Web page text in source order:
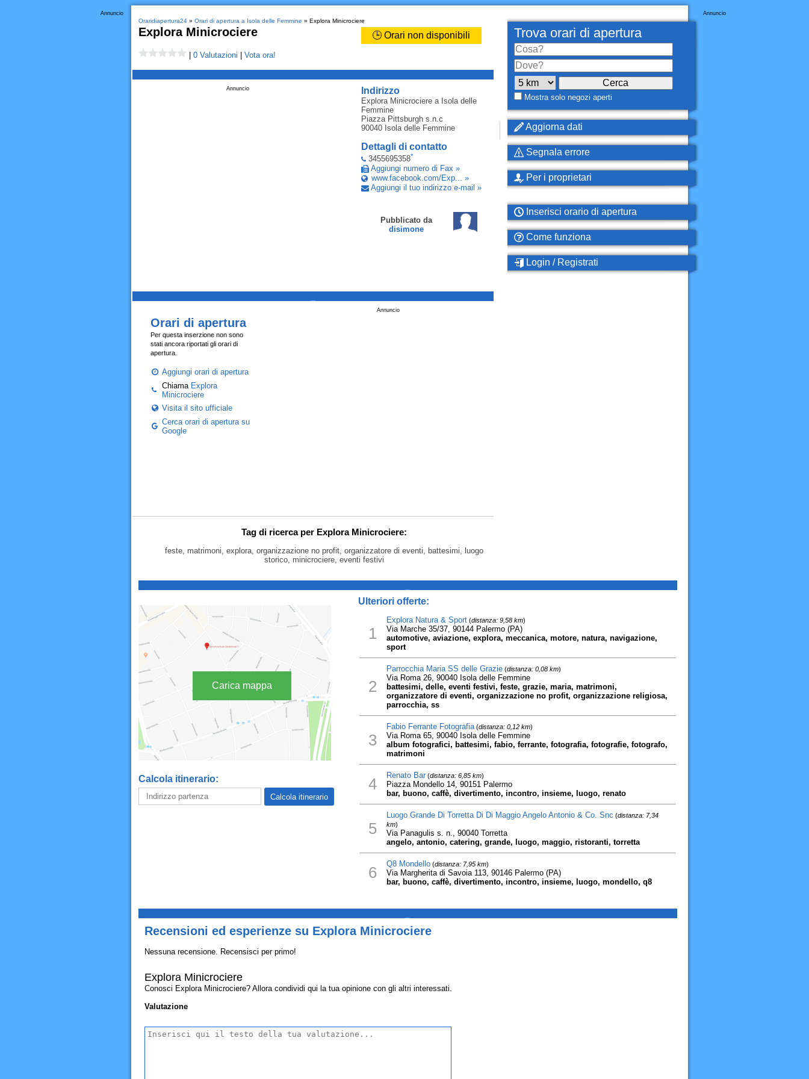
Annuncio
Oraridiapertura24» Orari di apertura a Isola delle Femmine » Explora Minicrociere
Explora Minicrociere 🕒 Orari non disponibili
0 Valutazioni Vota ora!
Indirizzo
Explora Minicrocierea Isola delle
Femmine
Piazza Pittsburgh s.n.c
90040 Isola delle Femmine
Dettagli di contatto
3455695358*
Aggiungi numero di Fax »
www.facebook.com/Exp... »
Aggiungi il tuo indirizzo e-mail »
Pubblicato da
disimone
Annuncio
Annuncio
Orari di apertura
Per questa inserzione non sono
stati ancora riportati gli orari di
apertura.
Aggiungi orari di apertura
Chiama Explora
Minicrociere
Visita il sito ufficiale
Cerca orari di apertura su
Google
Tag di ricerca per Explora Minicrociere:
feste, matrimoni, explora, organizzazione no profit, organizzatore di eventi, battesimi, luogo
storico, minicrociere, eventi festivi
Annuncio
Trova orari di apertura
Mostra solo negozi aperti
Aggiorna dati
Segnala errore
Per i proprietari
Inserisci orario di apertura
Come funziona
Login / Registrati
Carica mappa
Calcola itinerario:
Ulteriori offerte:
1
Explora Natura & Sport(distanza: 9,58 km)
Via Marche 35/37, 90144 Palermo (PA)
automotive, aviazione, explora, meccanica, motore, natura, navigazione,
sport
2
Parrocchia Maria SS delle Grazie(distanza: 0,08 km)
Via Roma 26, 90040 Isola delle Femmine
battesimi, delle, eventi festivi, feste, grazie, maria, matrimoni,
organizzatore di eventi, organizzazione no profit, organizzazione religiosa,
parrocchia, ss
3
Fabio Ferrante Fotografia(distanza: 0,12 km)
Via Roma 65, 90040 Isola delle Femmine
album fotografici, battesimi, fabio, ferrante, fotografia, fotografie, fotografo,
matrimoni
4 Renato Bar(distanza: 6,85 km)
Piazza Mondello 14, 90151 Palermo
bar, buono, caffè, divertimento, incontro, insieme, luogo, renato
5
Luogo Grande Di Torretta Di Di Maggio Angelo Antonio & Co. Snc (distanza: 7,34
km)
Via Panagulis s. n., 90040 Torretta
angelo, antonio, catering, grande, luogo, maggio, ristoranti, torretta
6 Q8 Mondello(distanza: 7,95 km)
Via Margherita di Savoia 113, 90146 Palermo (PA)
bar, buono, caffè, divertimento, incontro, insieme, luogo, mondello, q8
Recensioni ed esperienze su Explora Minicrociere
Nessuna recensione. Recensisci per primo!
Explora Minicrociere
Conosci Explora Minicrociere? Allora condividi qui la tua opinione con gli altri interessati.
Valutazione